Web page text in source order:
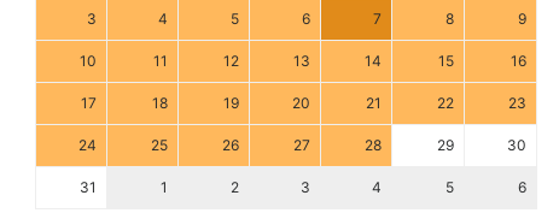
3 4 5 6 7 8 9
10 11 12 13 14 15 16
17 18 19 20 21 22 23
24 25 26 27 28 29 30
31 1 2 3 4 5 6